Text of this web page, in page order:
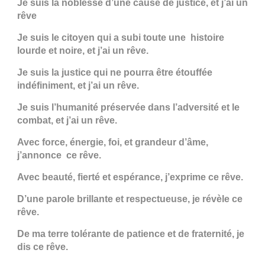
Je suis la noblesse d’une cause de justice, et j’ai un
rêve
Je suis le citoyen qui a subi toute une histoire
lourde et noire, et j’ai un rêve.
Je suis la justice qui ne pourra être étouffée
indéfiniment, et j’ai un rêve.
Je suis l’humanité préservée dans l’adversité et le
combat, et j’ai un rêve.
Avec force, énergie, foi, et grandeur d’âme,
j’annonce ce rêve.
Avec beauté, fierté et espérance, j’exprime ce rêve.
D’une parole brillante et respectueuse, je révèle ce
rêve.
De ma terre tolérante de patience et de fraternité, je
dis ce rêve.